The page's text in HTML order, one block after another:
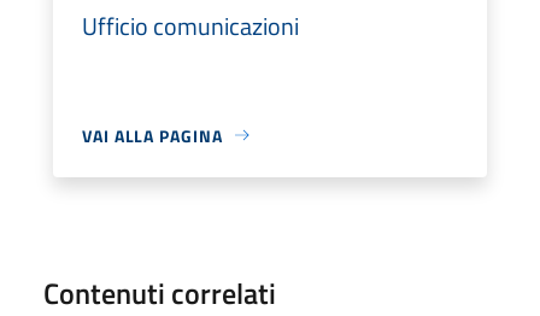
Ufficio comunicazioni
VAI ALLA PAGINA
Contenuti correlati